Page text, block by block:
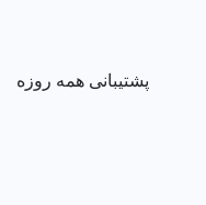
پشتیبانی همه روزه